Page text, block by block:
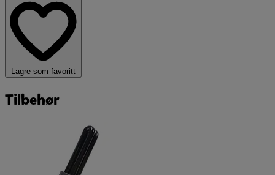
Lagre som favoritt
Tilbehør